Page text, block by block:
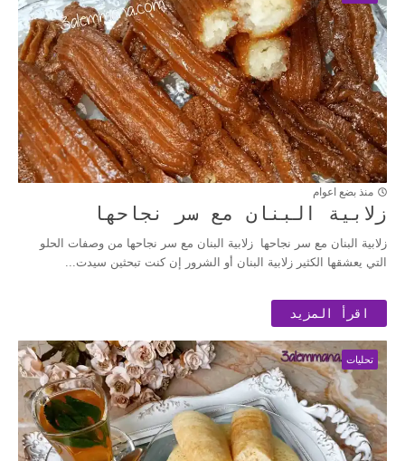
منذ بضع اعوام
زلابية البنان مع سر نجاحها
زلابية البنان مع سر نجاحها زلابية البنان مع سر نجاحها من وصفات الحلو
التي يعشقها الكثير زلابية البنان أو الشرور إن كنت تبحثين سيدت...
اقرأ المزيد
تحليات